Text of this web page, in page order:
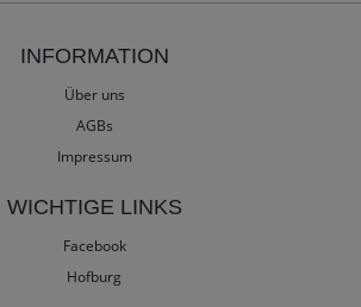
INFORMATION
Über uns
AGBs
Impressum
WICHTIGE LINKS
Facebook
Hofburg